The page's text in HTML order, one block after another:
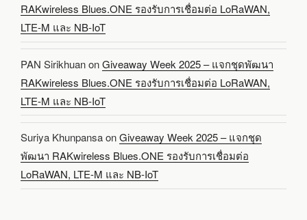
RAKwireless Blues.ONE รองรับการเชื่อมต่อ LoRaWAN,
LTE-M และ NB-IoT
PAN SirikhuanonGiveaway Week 2025 – แจกชุดพัฒนา
RAKwireless Blues.ONE รองรับการเชื่อมต่อ LoRaWAN,
LTE-M และ NB-IoT
Suriya KhunpansaonGiveaway Week 2025 – แจกชุด
พัฒนา RAKwireless Blues.ONE รองรับการเชื่อมต่อ
LoRaWAN, LTE-M และ NB-IoT